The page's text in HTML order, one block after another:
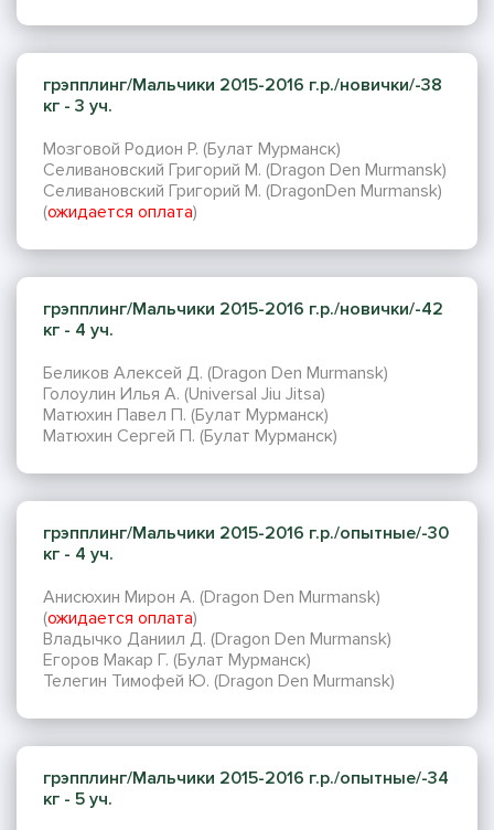
грэпплинг/Мальчики 2015-2016 г.р./новички/-38
кг - 3 уч.
Мозговой Родион Р. (Булат Мурманск)
Селивановский Григорий М. (Dragon Den Murmansk)
Селивановский Григорий М. (DragonDen Murmansk)
(ожидается оплата)
грэпплинг/Мальчики 2015-2016 г.р./новички/-42
кг - 4 уч.
Беликов Алексей Д. (Dragon Den Murmansk)
Голоулин Илья А. (Universal Jiu Jitsa)
Матюхин Павел П. (Булат Мурманск)
Матюхин Сергей П. (Булат Мурманск)
грэпплинг/Мальчики 2015-2016 г.р./опытные/-30
кг - 4 уч.
Анисюхин Мирон А. (Dragon Den Murmansk)
(ожидается оплата)
Владычко Даниил Д. (Dragon Den Murmansk)
Егоров Макар Г. (Булат Мурманск)
Телегин Тимофей Ю. (Dragon Den Murmansk)
грэпплинг/Мальчики 2015-2016 г.р./опытные/-34
кг - 5 уч.